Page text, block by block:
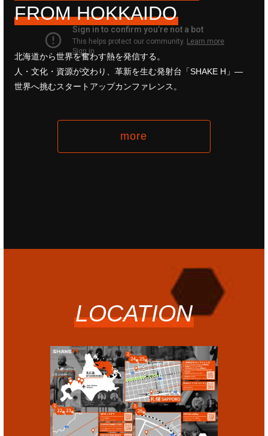
FROM HOKKAIDO
北海道から世界を奮わす熱を発信する。
人・文化・資源が交わり、革新を生む発射台「SHAKE H」—
世界へ挑むスタートアップカンファレンス。
more
LOCATION